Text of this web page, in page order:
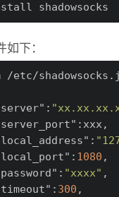
shadowsocks
如下：
/etc/
:
: xxx ,
:
: 1080 ,
: "xxxx" ,
: 300 ,